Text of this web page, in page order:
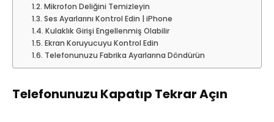
Mikrofon Deliğini Temizleyin
Ses Ayarlarını Kontrol Edin | iPhone
Kulaklık Girişi Engellenmiş Olabilir
Ekran Koruyucuyu Kontrol Edin
Telefonunuzu Fabrika Ayarlarına Döndürün
Telefonunuzu Kapatıp Tekrar Açın